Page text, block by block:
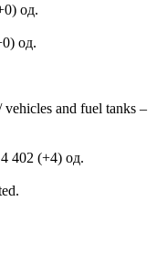
од.
од.
vehicles and fuel tanks –
4 402 (+4) од.